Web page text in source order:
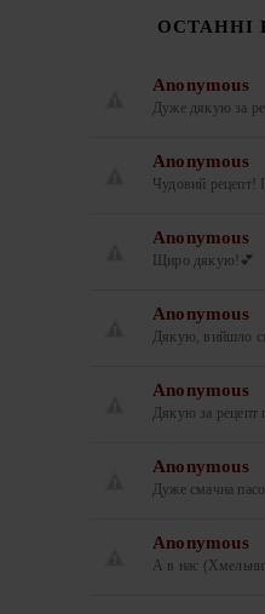
ОСТАННІ
Anonymous
Дуже дякую за
Anonymous
Чудовий рецепт!
Anonymous
Щиро дякую!💕
Anonymous
Дякую, вийшло
Anonymous
Дякую за рецепт
Anonymous
Дуже смачна
Anonymous
А в нас